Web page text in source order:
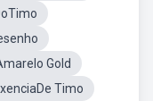
Gold
Timo